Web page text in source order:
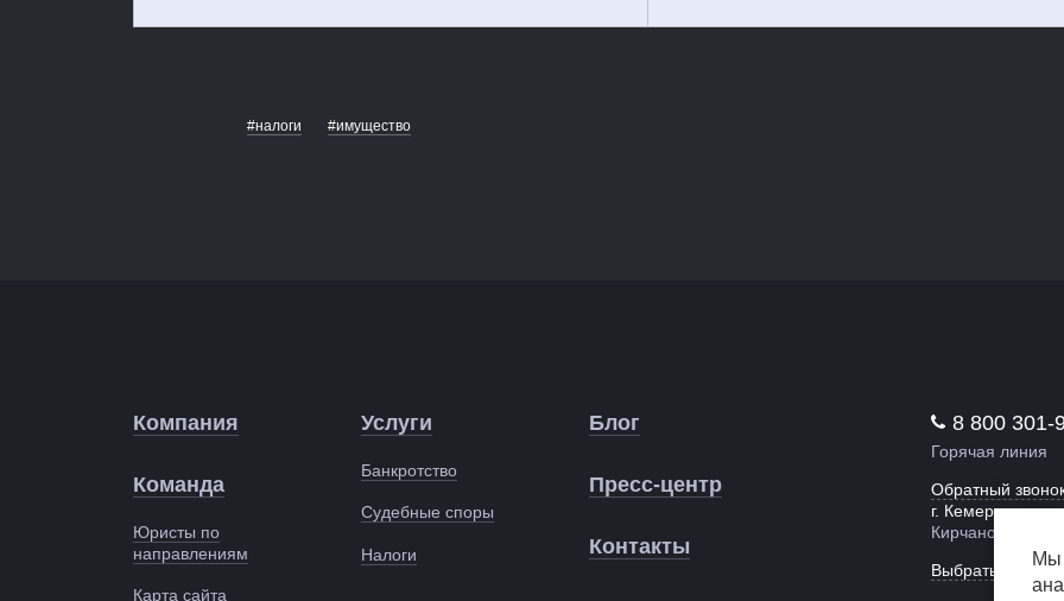
#налоги #имущество
Компания
Команда
Юристы по
направлениям
Карта сайта
Услуги
Банкротство
Судебные споры
Налоги
Блог
Пресс-центр
Контакты
8 800 301-
Горячая линия
Обратный
г. Кемерово,
Кирчанова, 26
Выбрать другой
Мы